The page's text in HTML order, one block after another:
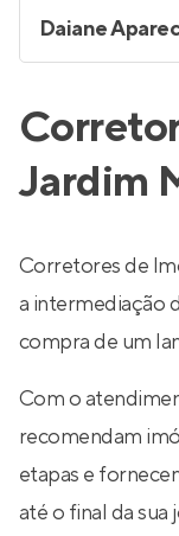
Jardim
Corretores de
a intermediação
compra de um
Com o
recomendam
etapas e
até o final da